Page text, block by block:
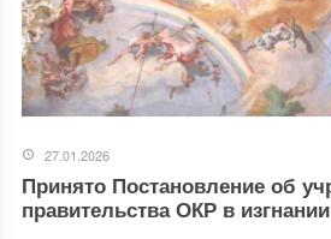
27.01.2026
Принято Постановление об
правительства ОКР в изгнании